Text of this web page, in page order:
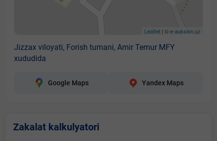
Leaflet | ©e-auksion.uz
Jizzax viloyati, Forish tumani, Amir Temur MFY
xududida
Google Maps Yandex Maps
Zakalat kalkulyatori